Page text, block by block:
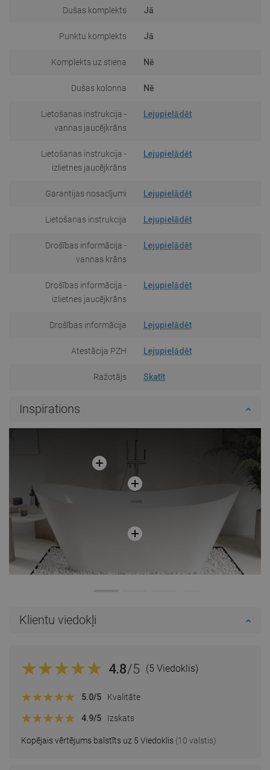
Dušas komplekts Jā
Punktu komplekts Jā
Komplekts uz stieņa Nē
Dušas kolonna Nē
Lietošanas instrukcija -
vannas jaucējkrāns
Lejupielādēt
Lietošanas instrukcija -
izlietnes jaucējkrāns
Lejupielādēt
Garantijas nosacījumi Lejupielādēt
Lietošanas instrukcija Lejupielādēt
Drošības informācija -
vannas krāns
Lejupielādēt
Drošības informācija -
izlietnes jaucējkrāns
Lejupielādēt
Drošības informācija Lejupielādēt
Atestācija PZH Lejupielādēt
Ražotājs Skatīt
Inspirations
Klientu viedokļi
4.8/5 (5 Viedoklis)
Kopējais vērtējums balstīts uz 5 Viedoklis (10 valstis)
5.0/5 Kvalitāte
4.9/5 Izskats